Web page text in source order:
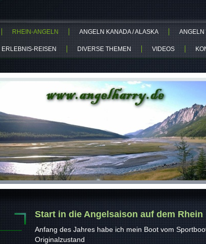
RHEIN-ANGELN ANGELN KANADA / ALASKA ANGELN
REISEN DIVERSE THEMEN VIDEOS
Start in die Angelsaison auf dem Rhein
Anfang des Jahres habe ich mein Boot vom
Originalzustand